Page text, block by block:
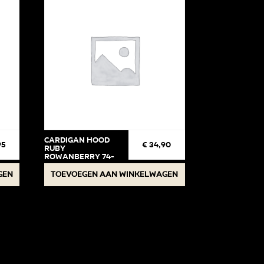
Cardigan Hood
Ruby
Rowanberry 74-
80
€ 34,90
Toevoegen aan winkelwagen